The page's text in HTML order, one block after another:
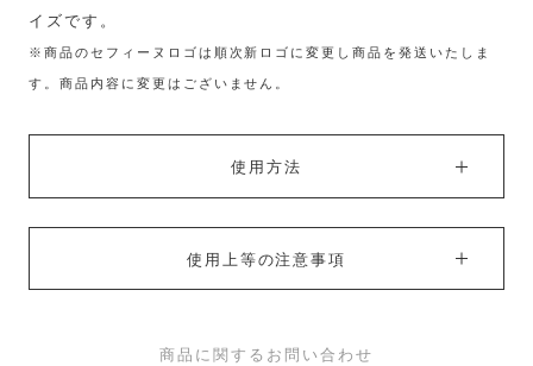
イズです。
※商品のセフィーヌロゴは順次新ロゴに変更し商品を発送いたしま
す。商品内容に変更はございません。
使用方法
使用上等の注意事項
商品に関するお問い合わせ